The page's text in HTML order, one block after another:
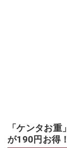
「ケンタお
が190円お得！